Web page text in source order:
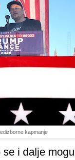
kapmanje
i dalje